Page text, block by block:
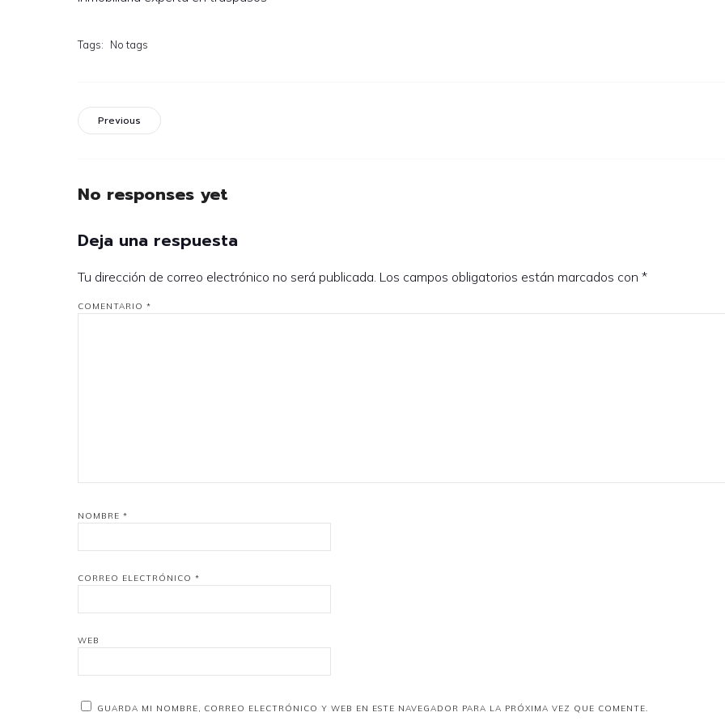
Tags: No tags
Previous
No responses yet
Deja una respuesta
Tu dirección de correo electrónico no será publicada. Los campos obligatorios están marcados con *
COMENTARIO *
NOMBRE *
CORREO ELECTRÓNICO *
WEB
GUARDA MI NOMBRE, CORREO ELECTRÓNICO Y WEB EN ESTE NAVEGADOR PARA LA PRÓXIMA VEZ QUE COMENTE.